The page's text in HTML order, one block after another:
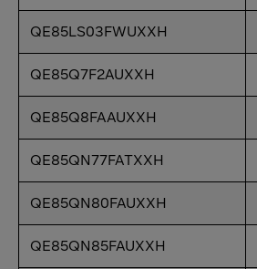
QE85LS03FWUXXH
QE85Q7F2AUXXH
QE85Q8FAAUXXH
QE85QN77FATXXH
QE85QN80FAUXXH
QE85QN85FAUXXH